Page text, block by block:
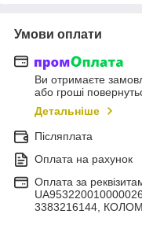
Умови оплати
Ви отримаєте
або гроші
Детальніше
Післяплата
Оплата на рахунок
Оплата за
3383216144,